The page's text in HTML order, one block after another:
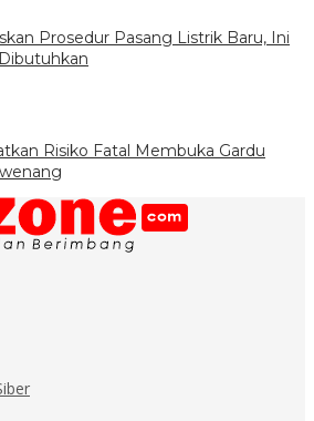
Prosedur Pasang Listrik Baru, Ini
Risiko Fatal Membuka Gardu